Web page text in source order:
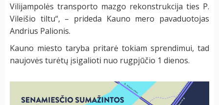
Vilijampolės transporto mazgo rekonstrukcija ties P.
Vileišio tiltu“, – prideda Kauno mero pavaduotojas
Andrius Palionis.
Kauno miesto taryba pritarė tokiam sprendimui, tad
naujovės turėtų įsigalioti nuo rugpjūčio 1 dienos.